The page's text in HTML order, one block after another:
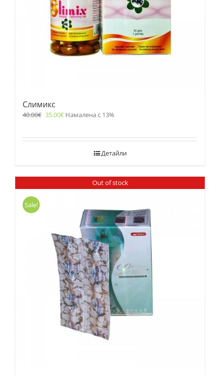
Слимикс
40.00€ 35.00€ Намалена с 13%
Детайли
Out of stock
Sale!